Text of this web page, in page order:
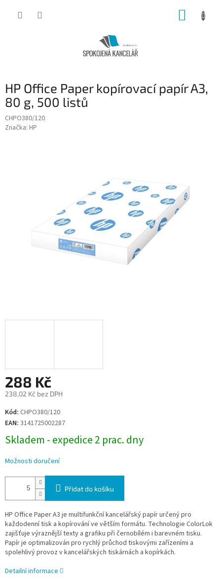
HP Office Paper kopírovací papír A3,
80 g, 500 listů
CHPO380/120
Značka: HP
288 Kč
238,02 Kč bez DPH
Měrná
cena:
Kód: CHPO380/120
EAN: 3141725002287
Skladem - expedice 2 prac. dny
Možnosti doručení
Přidat do košíku
HP Office Paper A3 je multifunkční kancelářský papír určený pro
každodenní tisk a kopírování ve větším formátu. Technologie ColorLok
zajišťuje výraznější texty a grafiku při černobílém i barevném tisku.
Papír je optimalizován pro rychlý průchod tiskovými zařízeními a
spolehlivý provoz v kancelářských tiskárnách a kopírkách.
Detailní informace